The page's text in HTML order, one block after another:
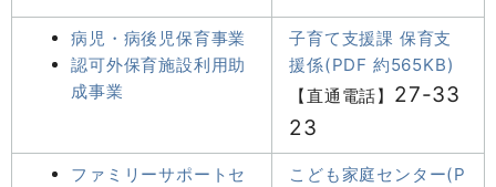
病児・病後児保育事業
認可外保育施設利用助
成事業
子育て支援課 保育支
援係(PDF 約565KB)
【直通電話】 27-33
23
ファミリーサポートセ
こども家庭センター(P